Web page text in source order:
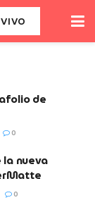
de
0
la nueva
0